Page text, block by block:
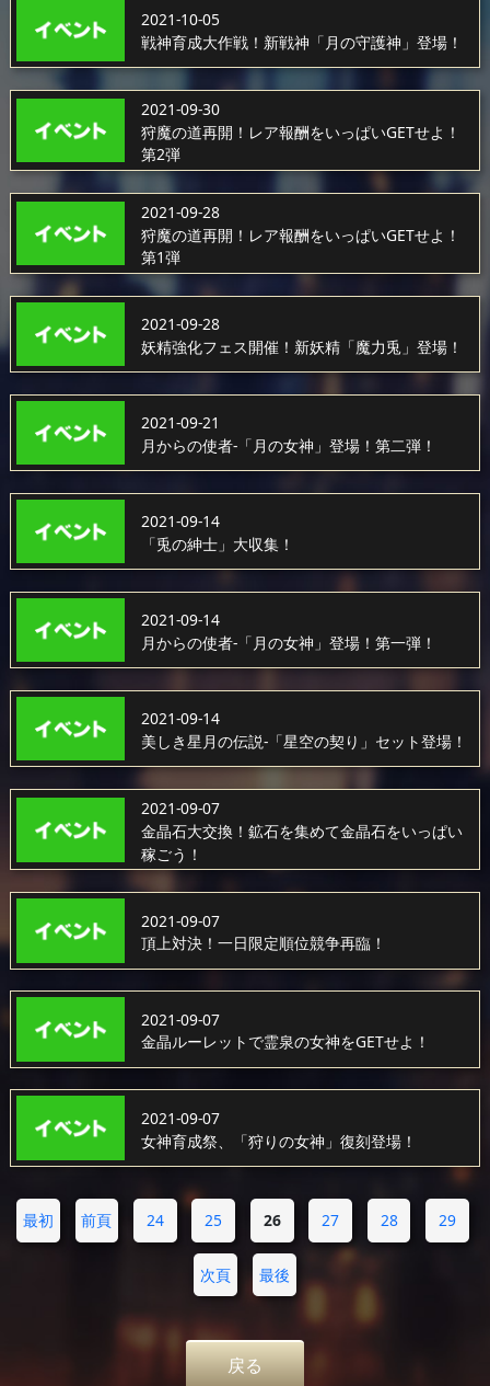
2021-10-05
戦神育成大作戦！新戦神「月の守護神」登場！
2021-09-30
狩魔の道再開！レア報酬をいっぱいGETせよ！
第2弾
2021-09-28
狩魔の道再開！レア報酬をいっぱいGETせよ！
第1弾
2021-09-28
妖精強化フェス開催！新妖精「魔力兎」登場！
2021-09-21
月からの使者-「月の女神」登場！第二弾！
2021-09-14
「兎の紳士」大収集！
2021-09-14
月からの使者-「月の女神」登場！第一弾！
2021-09-14
美しき星月の伝説-「星空の契り」セット登場！
2021-09-07
金晶石大交換！鉱石を集めて金晶石をいっぱい
稼ごう！
2021-09-07
頂上対決！一日限定順位競争再臨！
2021-09-07
金晶ルーレットで霊泉の女神をGETせよ！
2021-09-07
女神育成祭、「狩りの女神」復刻登場！
最初 前頁 24 25 26 27 28 29
次頁 最後
戻る